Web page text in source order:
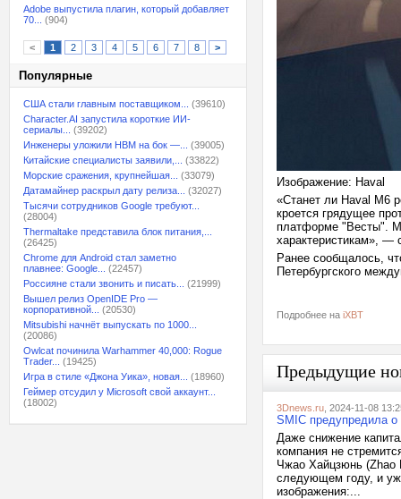
Adobe выпустила плагин, который добавляет
70...
(904)
< 1 2 3 4 5 6 7 8 >
Популярные
США стали главным поставщиком...
(39610)
Character.AI запустила короткие ИИ-
сериалы...
(39202)
Инженеры уложили HBM на бок —...
(39005)
Китайские специалисты заявили,...
(33822)
Морские сражения, крупнейшая...
(33079)
Датамайнер раскрыл дату релиза...
(32027)
Тысячи сотрудников Google требуют...
(28004)
Thermaltake представила блок питания,...
(26425)
Chrome для Android стал заметно
плавнее: Google...
(22457)
Россияне стали звонить и писать...
(21999)
Вышел релиз OpenIDE Pro —
корпоративной...
(20530)
Mitsubishi начнёт выпускать по 1000...
(20086)
Owlcat починила Warhammer 40,000: Rogue
Trader...
(19425)
Игра в стиле «Джона Уика», новая...
(18960)
Геймер отсудил у Microsoft свой аккаунт...
(18002)
Изображение: Haval
«Станет ли Haval M6
кроется грядущее
платформе "Весты".
характеристикам», —
Ранее сообщалось,
Петербургского
Подробнее на iXBT
Предыдущие
3Dnews.ru , 2024-11-08
SMIC предупредила о
Даже снижение
компания не
Чжао Хайцзюнь (Zhao
следующем году, и
изображения:...